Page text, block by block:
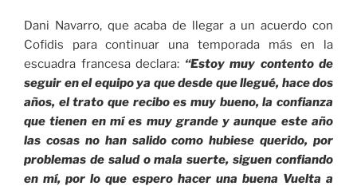
Dani Navarro, que acaba de llegar a un acuerdo con
Cofidis para continuar una temporada más en la
escuadra francesa declara: “Estoy muy contento de
seguir en el equipo ya que desde que llegué, hace dos
años, el trato que recibo es muy bueno, la confianza
que tienen en mí es muy grande y aunque este año
las cosas no han salido como hubiese querido, por
problemas de salud o mala suerte, siguen confiando
en mí, por lo que espero hacer una buena Vuelta a